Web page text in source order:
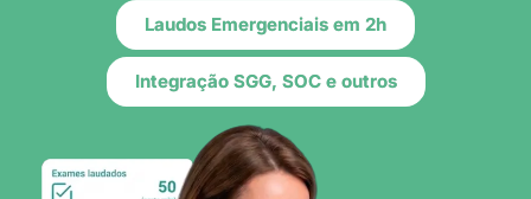
Laudos Emergenciais em 2h
Integração SGG, SOC e outros